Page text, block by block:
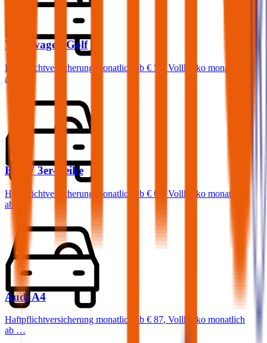
Volkswagen Golf
Haftpflichtversicherung monatlich ab € 50
Vollkasko monatlich
ab …
BMW 3er-Reihe
Haftpflichtversicherung monatlich ab € 68
Vollkasko monatlich
ab …
Audi A4
Haftpflichtversicherung monatlich ab € 87, Vollkasko monatlich
ab …